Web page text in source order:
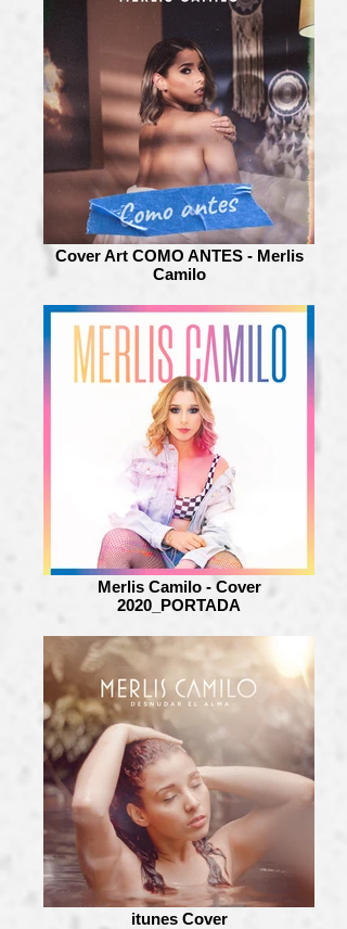
Cover Art COMO ANTES - Merlis
Camilo
Merlis Camilo - Cover
2020_PORTADA
itunes Cover